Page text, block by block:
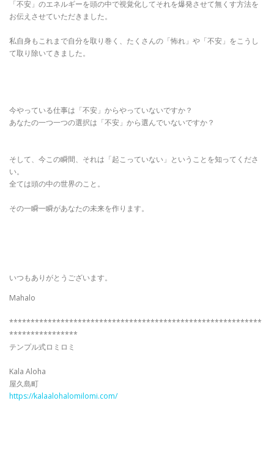
「不安」のエネルギーを頭の中で視覚化してそれを爆発させて無くす方法を
お伝えさせていただきました。
私自身もこれまで自分を取り巻く、たくさんの「怖れ」や「不安」をこうし
て取り除いてきました。
今やっている仕事は「不安」からやっていないですか？
あなたの一つ一つの選択は「不安」から選んでいないですか？
そして、今この瞬間、それは「起こっていない」ということを知ってくださ
い。
全ては頭の中の世界のこと。
その一瞬一瞬があなたの未来を作ります。
いつもありがとうございます。
Mahalo
***********************************************************
****************
テンプル式ロミロミ
Kala Aloha
屋久島町
https://kalaalohalomilomi.com/